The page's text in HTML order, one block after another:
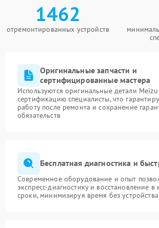
1462
отремонтированных устройств
Оригинальные запчасти и
сертифицированные мастера
Используются оригинальные детали
сертификацию специалисты, что
работу после ремонта и сохранение
обязательств
Бесплатная диагностика и
Современное оборудование и опыт
экспресс-диагностику и восстановление в
сроки, минимизируя время без устройства